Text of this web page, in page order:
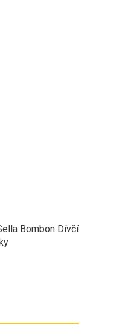
Bombon Dívčí